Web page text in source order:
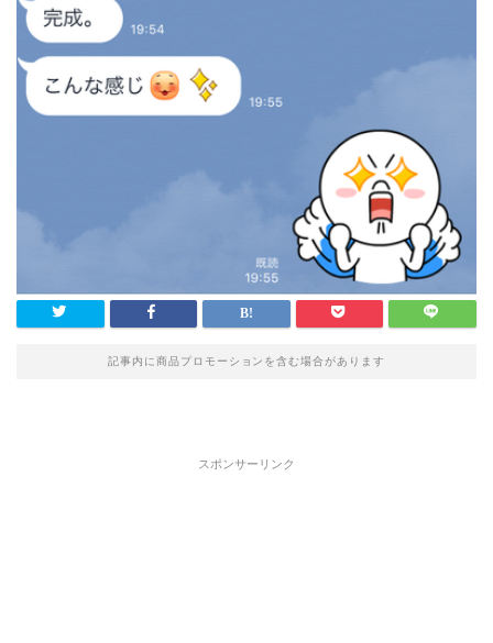
記事内に商品プロモーションを含む場合があります
スポンサーリンク